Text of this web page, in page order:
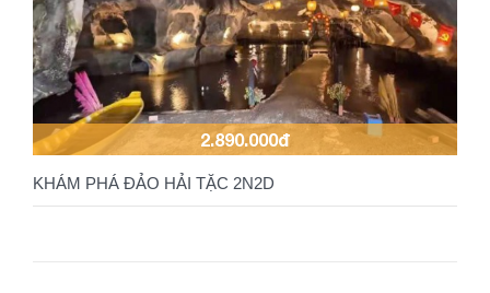
2.890.000đ
KHÁM PHÁ ĐẢO HẢI TẶC 2N2D